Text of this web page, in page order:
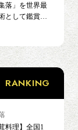
落」を世界最
として鑑賞し
RANKING
料理】全国1